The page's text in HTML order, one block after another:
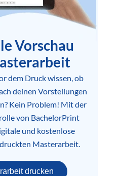
Vorschau
dem Druck wissen, ob
deinen Vorstellungen
Kein Problem! Mit der
von BachelorPrint
und kostenlose
Masterarbeit.
drucken